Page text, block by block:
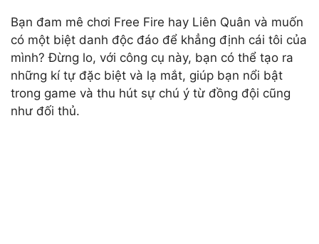
Bạn đam mê chơi Free Fire hay Liên Quân và muốn
có một biệt danh độc đáo để khẳng định cái tôi của
mình? Đừng lo, với công cụ này, bạn có thể tạo ra
những kí tự đặc biệt và lạ mắt, giúp bạn nổi bật
trong game và thu hút sự chú ý từ đồng đội cũng
như đối thủ.